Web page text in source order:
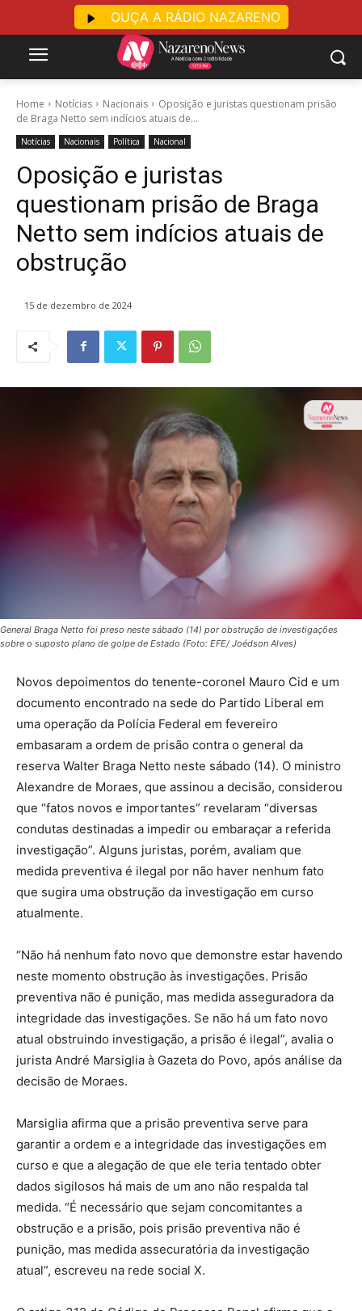
Home Notícias Nacionais
Oposição e juristas questionam prisão
de Braga Netto sem indícios atuais de...
Notícias Nacionais Política Nacional
Oposição e juristas
questionam prisão de Braga
Netto sem indícios atuais de
obstrução
15 de dezembro de 2024
General Braga Netto foi preso neste sábado (14) por obstrução de investigações
sobre o suposto plano de golpe de Estado (Foto: EFE/ Joédson Alves)
Novos depoimentos do tenente-coronel Mauro Cid e um
documento encontrado na sede do Partido Liberal em
uma operação da Polícia Federal em fevereiro
embasaram a ordem de prisão contra o general da
reserva Walter Braga Netto neste sábado (14). O ministro
Alexandre de Moraes, que assinou a decisão, considerou
que “fatos novos e importantes” revelaram “diversas
condutas destinadas a impedir ou embaraçar a referida
investigação”. Alguns juristas, porém, avaliam que
medida preventiva é ilegal por não haver nenhum fato
que sugira uma obstrução da investigação em curso
atualmente.
“Não há nenhum fato novo que demonstre estar havendo
neste momento obstrução às investigações. Prisão
preventiva não é punição, mas medida asseguradora da
integridade das investigações. Se não há um fato novo
atual obstruindo investigação, a prisão é ilegal”, avalia o
jurista André Marsiglia à Gazeta do Povo, após análise da
decisão de Moraes.
Marsiglia afirma que a prisão preventiva serve para
garantir a ordem e a integridade das investigações em
curso e que a alegação de que ele teria tentado obter
dados sigilosos há mais de um ano não respalda tal
medida. “É necessário que sejam concomitantes a
obstrução e a prisão, pois prisão preventiva não é
punição, mas medida assecuratória da investigação
atual”, escreveu na rede social X.
OUÇA A RÁDIO NAZARENO